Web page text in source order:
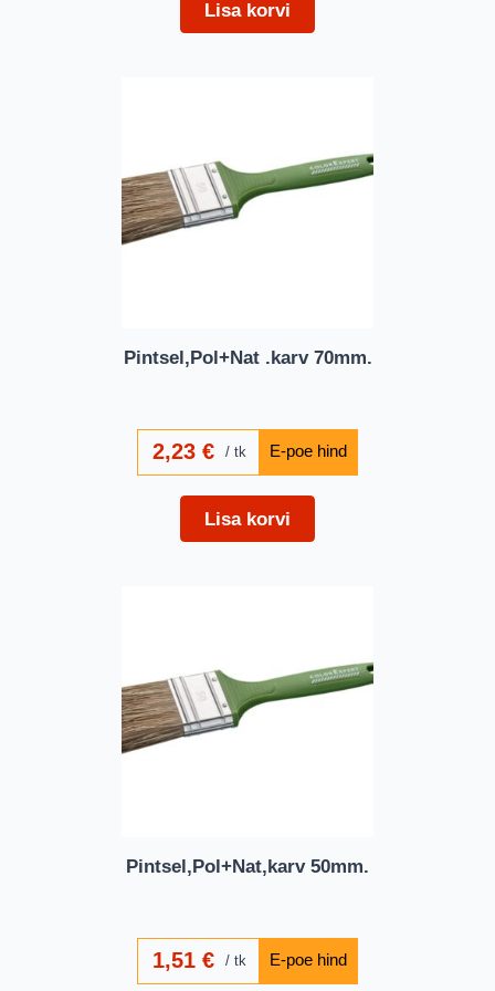
Lisa korvi
Pintsel,Pol+Nat .karv 70mm.
2,23€ tk
Lisa korvi
Pintsel,Pol+Nat,karv 50mm.
1,51€ tk